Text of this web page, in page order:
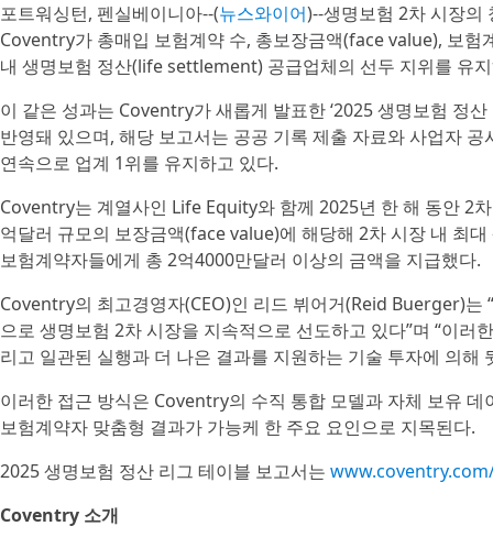
포트워싱턴, 펜실베이니아--(뉴스와이어)--생명보험 2차 시장의
Coventry가 총매입 보험계약 수, 총보장금액(face value), 보
내 생명보험 정산(life settlement) 공급업체의 선두 지위를 유
이 같은 성과는 Coventry가 새롭게 발표한 ‘2025 생명보험 정
반영돼 있으며, 해당 보고서는 공공 기록 제출 자료와 사업자
연속으로 업계 1위를 유지하고 있다.
Coventry는 계열사인 Life Equity와 함께 2025년 한 해 동안 2
억달러 규모의 보장금액(face value)에 해당해 2차 시장 내 최
보험계약자들에게 총 2억4000만달러 이상의 금액을 지급했다.
Coventry의 최고경영자(CEO)인 리드 뷔어거(Reid Buerger)
으로 생명보험 2차 시장을 지속적으로 선도하고 있다”며 “이
리고 일관된 실행과 더 나은 결과를 지원하는 기술 투자에 의해
이러한 접근 방식은 Coventry의 수직 통합 모델과 자체 보유
보험계약자 맞춤형 결과가 가능케 한 주요 요인으로 지목된다.
2025 생명보험 정산 리그 테이블 보고서는
Coventry 소개